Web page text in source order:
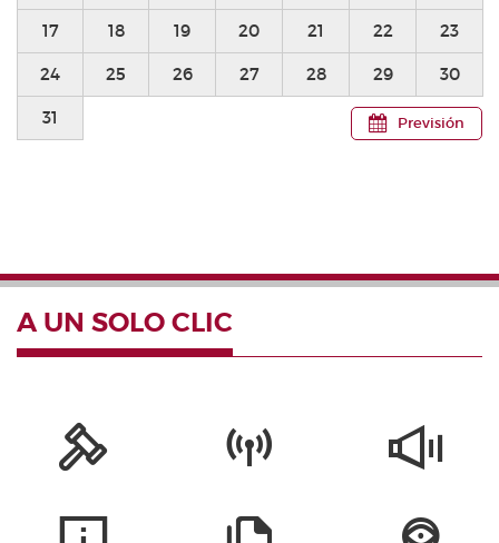
Previsión
17 18 19 20 21 22 23
24 25 26 27 28 29 30
31
A UN SOLO CLIC